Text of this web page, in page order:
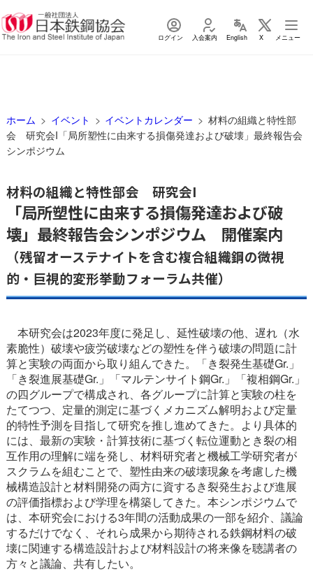
ログイン 入会案内 English X メニュー
ホーム イベント イベントカレンダー
材料の組織と特性部
会 研究会I「局所塑性に由来する損傷発達および破壊」最終報告会
シンポジウム
材料の組織と特性部会 研究会I
「局所塑性に由来する損傷発達および破
壊」最終報告会シンポジウム 開催案内
（残留オーステナイトを含む複合組織鋼の微視
的・巨視的変形挙動フォーラム共催）
本研究会は2023年度に発足し、延性破壊の他、遅れ（水
素脆性）破壊や疲労破壊などの塑性を伴う破壊の問題に計
算と実験の両面から取り組んできた。「き裂発生基礎Gr.」
「き裂進展基礎Gr.」「マルテンサイト鋼Gr.」「複相鋼Gr.」
の四グループで構成され、各グループに計算と実験の柱を
たてつつ、定量的測定に基づくメカニズム解明および定量
的特性予測を目指して研究を推し進めてきた。より具体的
には、最新の実験・計算技術に基づく転位運動とき裂の相
互作用の理解に端を発し、材料研究者と機械工学研究者が
スクラムを組むことで、塑性由来の破壊現象を考慮した機
械構造設計と材料開発の両方に資するき裂発生および進展
の評価指標および学理を構築してきた。本シンポジウムで
は、本研究会における3年間の活動成果の一部を紹介、議論
するだけでなく、それら成果から期待される鉄鋼材料の破
壊に関連する構造設計および材料設計の将来像を聴講者の
方々と議論、共有したい。